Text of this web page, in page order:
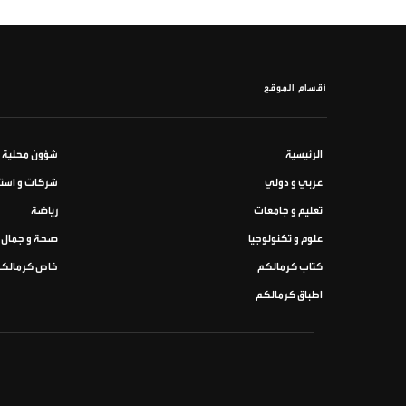
أقسام الموقع
الرئيسية شؤون محلية
عربي و دولي شركات و
تعليم و جامعات رياضة
علوم و تكنولوجيا صحة و جمال
كتاب كرمالكم خاص
اطباق كرمالكم